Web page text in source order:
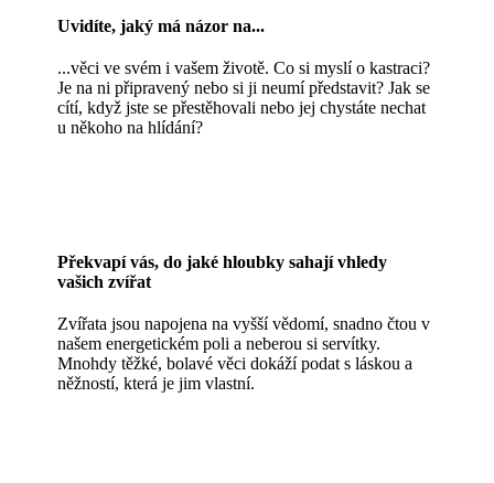
Uvidíte, jaký má názor na...
...věci ve svém i vašem životě. Co si myslí o kastraci?
Je na ni připravený nebo si ji neumí představit? Jak se
cítí, když jste se přestěhovali nebo jej chystáte nechat
u někoho na hlídání?
Překvapí vás, do jaké hloubky sahají vhledy
vašich zvířat
Zvířata jsou napojena na vyšší vědomí, snadno čtou v
našem energetickém poli a neberou si servítky.
Mnohdy těžké, bolavé věci dokáží podat s láskou a
něžností, která je jim vlastní.